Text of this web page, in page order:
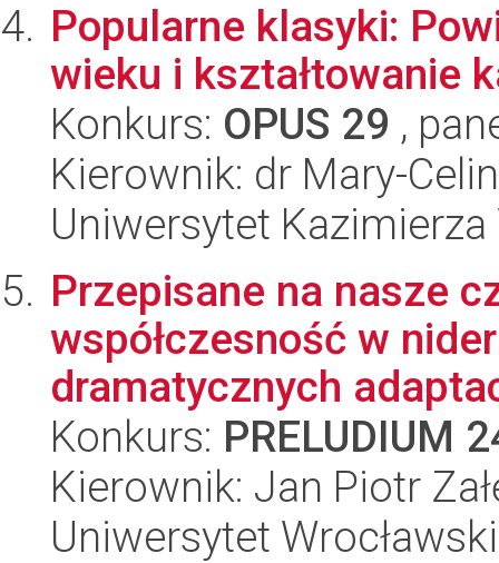
Popularne klasyki:
wieku i kształtowanie
Konkurs: OPUS 29 ,
Kierownik: dr Mary-
Uniwersytet
Przepisane na nasze
współczesność w
dramatycznych
Konkurs: PRELUDIUM
Kierownik: Jan Piotr
Uniwersytet Wrocławski